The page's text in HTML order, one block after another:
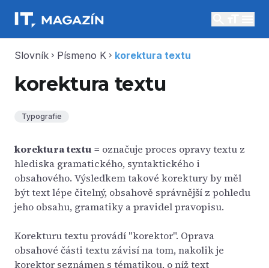
Slovník chevron_right Písmeno K chevron_right korektura textu
korektura textu
Typografie
korektura textu = označuje proces opravy textu z
hlediska gramatického, syntaktického i
obsahového. Výsledkem takové korektury by měl
být text lépe čitelný, obsahově správnější z pohledu
jeho obsahu, gramatiky a pravidel pravopisu.
Korekturu textu provádí "korektor". Oprava
obsahové části textu závisí na tom, nakolik je
korektor seznámen s tématikou, o níž text